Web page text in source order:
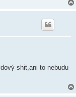
shit,ani to nebudu